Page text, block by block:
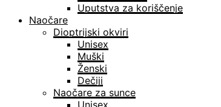
Uputstva za koriščenje
Naočare
Dioptrijski okviri
Unisex
Muški
Ženski
Dečiji
Naočare za sunce
Unisex